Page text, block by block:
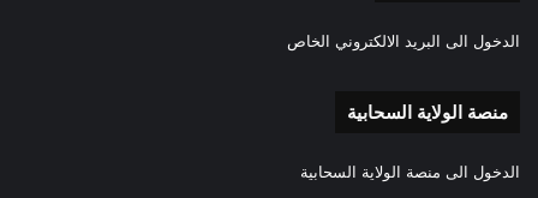
الدخول الى البريد الالكتروني الخاص
منصة الولاية السحابية
الدخول الى منصة الولاية السحابية